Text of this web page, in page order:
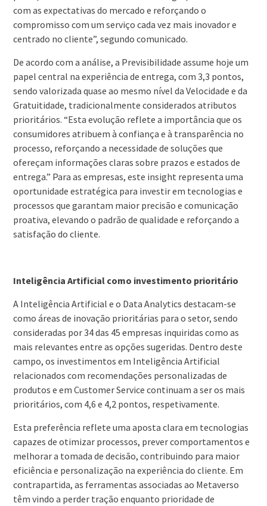
com as expectativas do mercado e reforçando o
compromisso com um serviço cada vez mais inovador e
centrado no cliente”, segundo comunicado.
De acordo com a análise, a Previsibilidade assume hoje um
papel central na experiência de entrega, com 3,3 pontos,
sendo valorizada quase ao mesmo nível da Velocidade e da
Gratuitidade, tradicionalmente considerados atributos
prioritários. “Esta evolução reflete a importância que os
consumidores atribuem à confiança e à transparência no
processo, reforçando a necessidade de soluções que
ofereçam informações claras sobre prazos e estados de
entrega.” Para as empresas, este insight representa uma
oportunidade estratégica para investir em tecnologias e
processos que garantam maior precisão e comunicação
proativa, elevando o padrão de qualidade e reforçando a
satisfação do cliente.
Inteligência Artificial como investimento prioritário
A Inteligência Artificial e o Data Analytics destacam-se
como áreas de inovação prioritárias para o setor, sendo
consideradas por 34 das 45 empresas inquiridas como as
mais relevantes entre as opções sugeridas. Dentro deste
campo, os investimentos em Inteligência Artificial
relacionados com recomendações personalizadas de
produtos e em Customer Service continuam a ser os mais
prioritários, com 4,6 e 4,2 pontos, respetivamente.
Esta preferência reflete uma aposta clara em tecnologias
capazes de otimizar processos, prever comportamentos e
melhorar a tomada de decisão, contribuindo para maior
eficiência e personalização na experiência do cliente. Em
contrapartida, as ferramentas associadas ao Metaverso
têm vindo a perder tração enquanto prioridade de